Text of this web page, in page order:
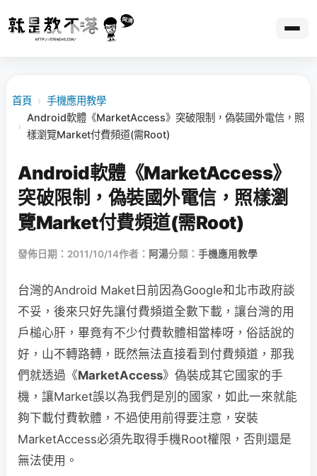
首頁 › 手機應用教學
›
Android軟體《MarketAccess》突破限制，偽裝國外電信，照
樣瀏覽Market付費頻道(需Root)
Android軟體《MarketAccess》
突破限制，偽裝國外電信，照樣瀏
覽Market付費頻道(需Root)
發佈日期：2011/10/14作者： 阿湯分類： 手機應用教學
台灣的Android Maket日前因為Google和北市政府談
不妥，後來只好先讓付費頻道全數下載，讓台灣的用
戶槌心肝，畢竟有不少付費軟體相當棒呀，俗話說的
好，山不轉路轉，既然無法直接看到付費頻道，那我
們就透過《MarketAccess》偽裝成其它國家的手
機，讓Market誤以為我們是別的國家，如此一來就能
夠下載付費軟體，不過使用前得要注意，安裝
MarketAccess必須先取得手機Root權限，否則還是
無法使用。